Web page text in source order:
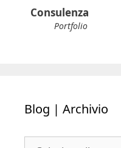
Consulenza
Portfolio
Blog | Archivio